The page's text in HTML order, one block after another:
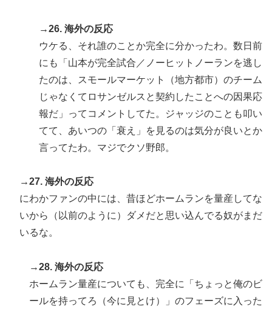
→26. 海外の反応
ウケる、それ誰のことか完全に分かったわ。数日前
にも「山本が完全試合／ノーヒットノーランを逃し
たのは、スモールマーケット（地方都市）のチーム
じゃなくてロサンゼルスと契約したことへの因果応
報だ」ってコメントしてた。ジャッジのことも叩い
てて、あいつの「衰え」を見るのは気分が良いとか
言ってたわ。マジでクソ野郎。
→27. 海外の反応
にわかファンの中には、昔ほどホームランを量産してな
いから（以前のように）ダメだと思い込んでる奴がまだ
いるな。
→28. 海外の反応
ホームラン量産についても、完全に「ちょっと俺のビ
ールを持ってろ（今に見とけ）」のフェーズに入った